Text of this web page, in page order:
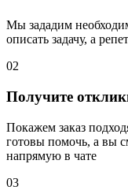
Мы зададим
описать задачу, а
02
Получите
Покажем заказ
готовы помочь, а вы
напрямую в чате
03